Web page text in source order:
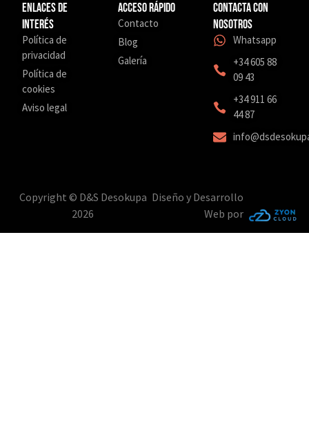
Enlaces de
interés
Política de
privacidad
Política de
cookies
Aviso legal
Acceso Rápido
Contacto
Blog
Galería
Contacta con
nosotros
Whatsapp
+34 605 88
09 43
‎+34 911 66
44 87
Copyright © D&S Desokupa
2026
Diseño y Desarrollo
Web por